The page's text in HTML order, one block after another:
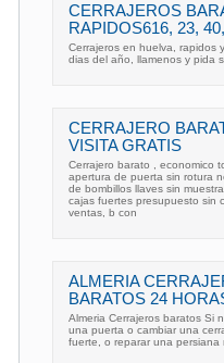
CERRAJEROS
RAPIDOS616, 23,
Cerrajeros en huelva, rapidos
dias del año, llamenos y pida
CERRAJERO
VISITA GRATIS
Cerrajero barato , economico
apertura de puerta sin rotura
de bombillos llaves sin
cajas fuertes presupuesto sin
ventas, b con
ALMERIA
BARATOS 24
Almeria Cerrajeros baratos Si
una puerta o cambiar una
fuerte, o reparar una persiana